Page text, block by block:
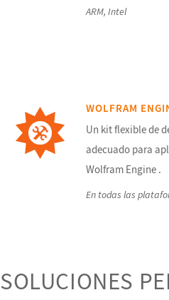
ARM, Intel
WOLFRAM
Un kit flexible de
adecuado para
Wolfram Engine .
En todas las
SOLUCIONES